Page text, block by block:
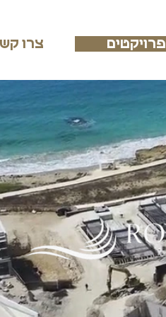
פרויקטים צרו